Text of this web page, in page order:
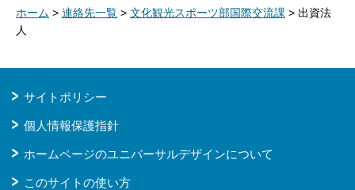
ホーム > 連絡先一覧 > 文化観光スポーツ部国際交流課 > 出資法
人
サイトポリシー
個人情報保護指針
ホームページのユニバーサルデザインについて
このサイトの使い方